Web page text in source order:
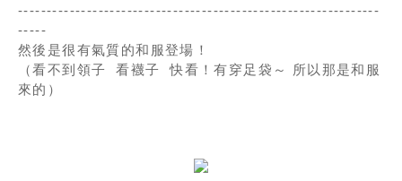
---------------------------------------------------------------
-----
然後是很有氣質的和服登場！
（看不到領子 看襪子 快看！有穿足袋～ 所以那是和服
來的）